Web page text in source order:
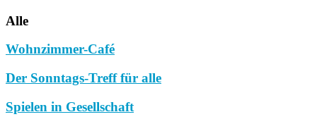
Alle
Wohnzimmer-Café
Der Sonntags-Treff für alle
Spielen in Gesellschaft